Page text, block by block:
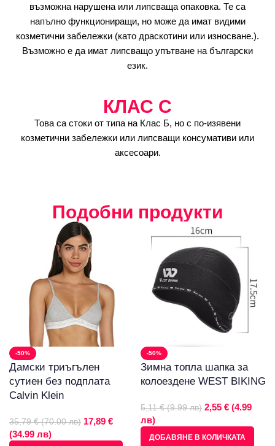
възможна нарушена или липсваща опаковка. Те са
напълно функциониращи, но може да имат видими
козметични забележки (като драскотини или износване.).
Възможно е да имат липсващо упътване на български
език.
КЛАС C
Това са стоки от типа на Клас Б, но с по-изявени
козметични забележки или липсващи консумативи или
аксесоари.
Подобни продукти
-50%
Дамски триъгълен
сутиен без подплата
Calvin Klein
35,79 € (70.00 лв) 17,89 €
(34.99 лв)
-50%
Зимна топла шапка за
колоездене WEST BIKING
5,11 € (9.99 лв) 2,55 € (4.99
лв)
ДОБАВЯНЕ В КОЛИЧКАТА